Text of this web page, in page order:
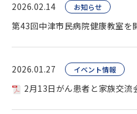
2026.02.14 お知らせ
第43回中津市民病院健康教室を
2026.01.27 イベント情報
2月13日がん患者と家族交流